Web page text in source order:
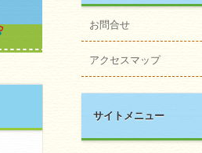
お問合せ
アクセスマップ
サイトメニュー